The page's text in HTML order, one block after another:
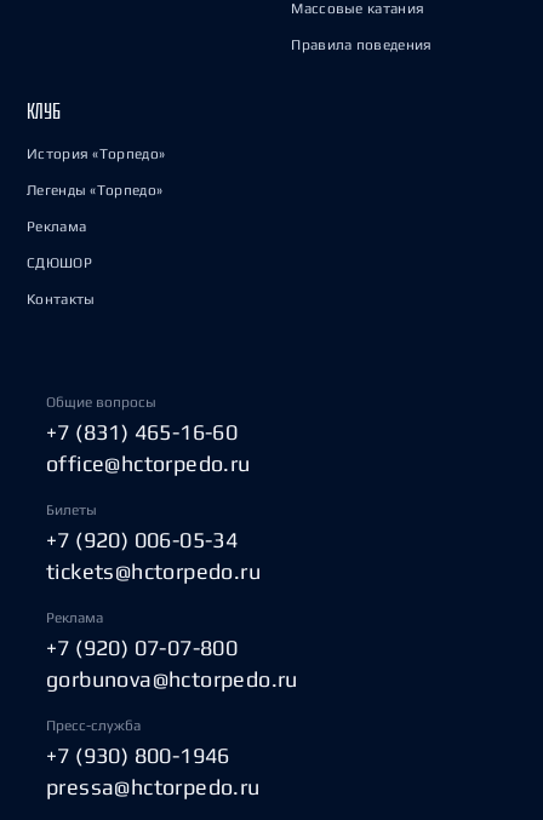
Массовые катания
Правила поведения
КЛУБ
История «Торпедо»
Легенды «Торпедо»
Реклама
СДЮШОР
Контакты
Общие вопросы
+7 (831) 465-16-60
office@hctorpedo.ru
Билеты
+7 (920) 006-05-34
tickets@hctorpedo.ru
Реклама
+7 (920) 07-07-800
gorbunova@hctorpedo.ru
Пресс-служба
+7 (930) 800-1946
pressa@hctorpedo.ru